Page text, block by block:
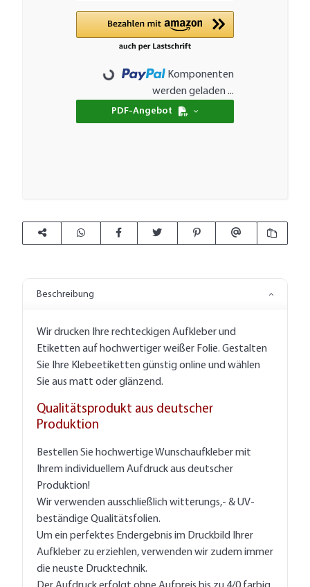
Loading...
Komponenten
werden geladen ...
PDF-Angebot
Beschreibung
Wir drucken Ihre rechteckigen Aufkleber und
Etiketten auf hochwertiger weißer Folie. Gestalten
Sie Ihre Klebeetiketten günstig online und wählen
Sie aus matt oder glänzend.
Qualitätsprodukt aus deutscher
Produktion
Bestellen Sie hochwertige Wunschaufkleber mit
Ihrem individuellem Aufdruck aus deutscher
Produktion!
Wir verwenden ausschließlich witterungs,- & UV-
beständige Qualitätsfolien.
Um ein perfektes Endergebnis im Druckbild Ihrer
Aufkleber zu erziehlen, verwenden wir zudem immer
die neuste Drucktechnik.